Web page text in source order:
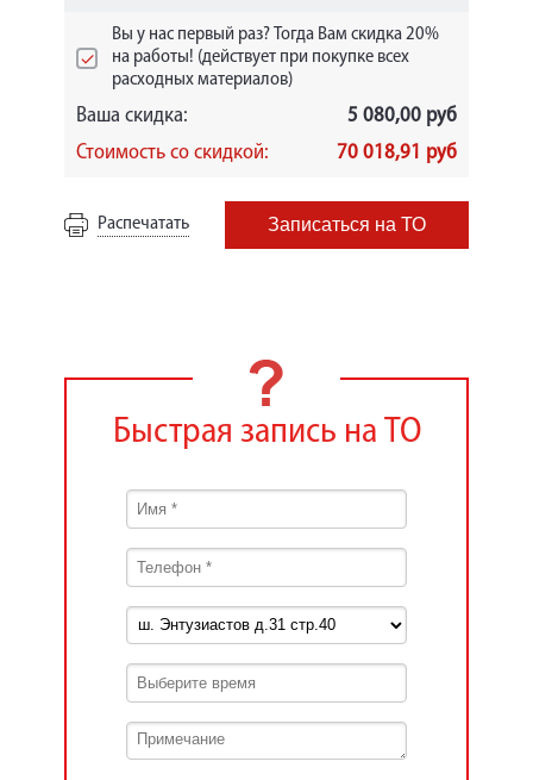
Вы у нас первый раз? Тогда Вам скидка 20%
на работы! (действует при покупке всех
расходных материалов)
Ваша скидка:
5 080,00 руб
Стоимость со скидкой:
70 018,91 руб
Распечатать Записаться на ТО
Быстрая запись на ТО